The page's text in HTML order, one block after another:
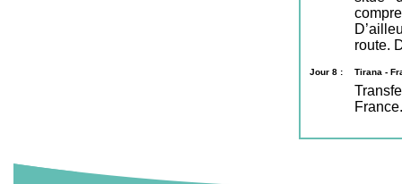
route.
Jour 8 : Tirana -
France.